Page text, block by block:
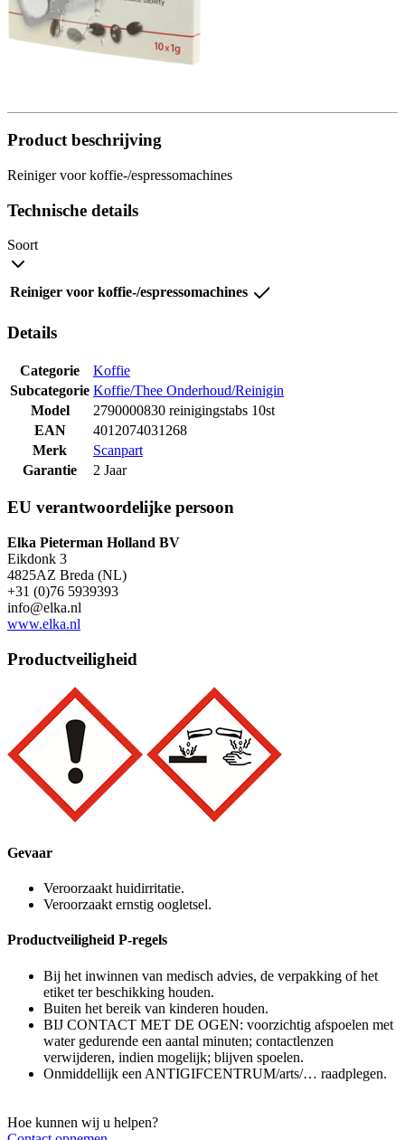
Product beschrijving
Reiniger voor koffie-/espressomachines
Technische details
Soort
Reiniger voor koffie-/espressomachines
Details
Categorie
Koffie
Subcategorie Koffie/Thee Onderhoud/Reinigin
Model
2790000830 reinigingstabs 10st
EAN
4012074031268
Merk
Scanpart
Garantie
2 Jaar
EU verantwoordelijke persoon
Elka Pieterman Holland BV
Eikdonk 3
4825AZ Breda (NL)
+31 (0)76 5939393
info@elka.nl
www.elka.nl
Productveiligheid
Gevaar
Veroorzaakt huidirritatie.
Veroorzaakt ernstig oogletsel.
Productveiligheid P-regels
Bij het inwinnen van medisch advies, de verpakking of het
etiket ter beschikking houden.
Buiten het bereik van kinderen houden.
BIJ CONTACT MET DE OGEN: voorzichtig afspoelen met
water gedurende een aantal minuten; contactlenzen
verwijderen, indien mogelijk; blijven spoelen.
Onmiddellijk een ANTIGIFCENTRUM/arts/… raadplegen.
Hoe kunnen wij u helpen?